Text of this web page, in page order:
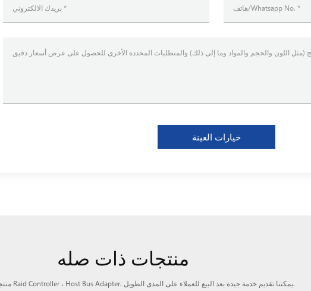
خيارات العينة
منتجات ذات صله
منتجاتنا الرئيسية هي Raid Controller ، Host Bus Adapter. يمكننا تقديم خدمة جيدة بعد البيع للعملاء على المدى الطويل.